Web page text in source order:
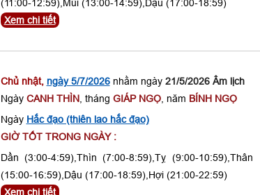
(11:00-12:59),Mùi (13:00-14:59),Dậu (17:00-18:59)
Xem chi tiết
Chủ nhật, ngày 5/7/2026nhằm ngày 21/5/2026 Âm lịch
Ngày CANH THÌN, tháng GIÁP NGỌ, năm BÍNH NGỌ
Ngày Hắc đạo (thiên lao hắc đạo)
GIỜ TỐT TRONG NGÀY :
Dần (3:00-4:59),Thìn (7:00-8:59),Tỵ (9:00-10:59),Thân
(15:00-16:59),Dậu (17:00-18:59),Hợi (21:00-22:59)
Xem chi tiết